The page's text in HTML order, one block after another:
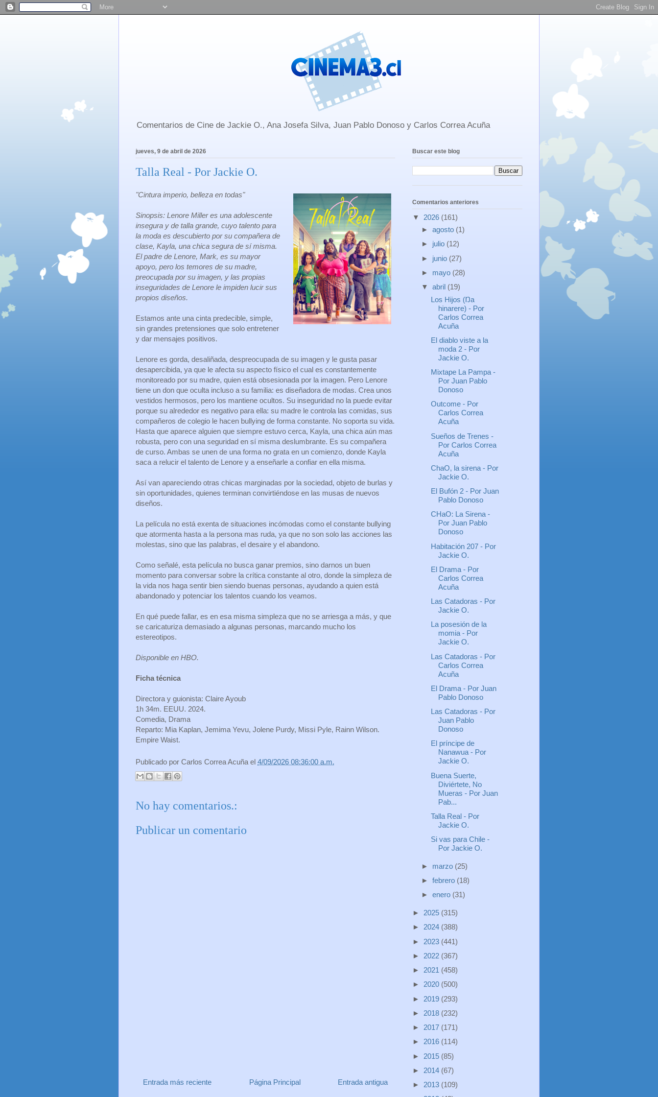
Comentarios de Cine de Jackie O., Ana Josefa Silva, Juan Pablo Donoso y Carlos Correa Acuña
jueves, 9 de abril de 2026
Talla Real - Por Jackie O.
"Cintura imperio, belleza en todas"
Sinopsis: Lenore Miller es una adolescente
insegura y de talla grande, cuyo talento para
la moda es descubierto por su compañera de
clase, Kayla, una chica segura de sí misma.
El padre de Lenore, Mark, es su mayor
apoyo, pero los temores de su madre,
preocupada por su imagen, y las propias
inseguridades de Lenore le impiden lucir sus
propios diseños.
Estamos ante una cinta predecible, simple,
sin grandes pretensiones que solo entretener
y dar mensajes positivos.
Lenore es gorda, desaliñada, despreocupada de su imagen y le gusta pasar
desapercibida, ya que le afecta su aspecto físico el cual es constantemente
monitoreado por su madre, quien está obsesionada por la imagen. Pero Lenore
tiene un don que oculta incluso a su familia: es diseñadora de modas. Crea unos
vestidos hermosos, pero los mantiene ocultos. Su inseguridad no la puede evitar
porque su alrededor es negativo para ella: su madre le controla las comidas, sus
compañeros de colegio le hacen bullying de forma constante. No soporta su vida.
Hasta que aparece alguien que siempre estuvo cerca, Kayla, una chica aún mas
robusta, pero con una seguridad en sí misma deslumbrante. Es su compañera
de curso. Ambas se unen de una forma no grata en un comienzo, donde Kayla
saca a relucir el talento de Lenore y a enseñarle a confiar en ella misma.
Así van apareciendo otras chicas marginadas por la sociedad, objeto de burlas y
sin oportunidades, quienes terminan convirtiéndose en las musas de nuevos
diseños.
La película no está exenta de situaciones incómodas como el constante bullying
que atormenta hasta a la persona mas ruda, ya que no son solo las acciones las
molestas, sino que las palabras, el desaire y el abandono.
Como señalé, esta película no busca ganar premios, sino darnos un buen
momento para conversar sobre la crítica constante al otro, donde la simpleza de
la vida nos haga sentir bien siendo buenas personas, ayudando a quien está
abandonado y potenciar los talentos cuando los veamos.
En qué puede fallar, es en esa misma simpleza que no se arriesga a más, y que
se caricaturiza demasiado a algunas personas, marcando mucho los
estereotipos.
Disponible en HBO.
Ficha técnica
Directora y guionista: Claire Ayoub
1h 34m. EEUU. 2024.
Comedia, Drama
Reparto: Mia Kaplan, Jemima Yevu, Jolene Purdy, Missi Pyle, Rainn Wilson.
Empire Waist.
Publicado por Carlos Correa Acuña el 4/09/2026 08:36:00 a.m.
No hay comentarios.:
Publicar un comentario
Entrada más reciente Entrada antigua
Página Principal
Buscar este blog
Comentarios anteriores
▼ 2026 (161)
► agosto (1)
► julio (12)
► junio (27)
► mayo (28)
▼ abril (19)
Los Hijos (Ŋa
hinarere) - Por
Carlos Correa
Acuña
El diablo viste a la
moda 2 - Por
Jackie O.
Mixtape La Pampa -
Por Juan Pablo
Donoso
Outcome - Por
Carlos Correa
Acuña
Sueños de Trenes -
Por Carlos Correa
Acuña
ChaO, la sirena - Por
Jackie O.
El Bufón 2 - Por Juan
Pablo Donoso
CHaO: La Sirena -
Por Juan Pablo
Donoso
Habitación 207 - Por
Jackie O.
El Drama - Por
Carlos Correa
Acuña
Las Catadoras - Por
Jackie O.
La posesión de la
momia - Por
Jackie O.
Las Catadoras - Por
Carlos Correa
Acuña
El Drama - Por Juan
Pablo Donoso
Las Catadoras - Por
Juan Pablo
Donoso
El príncipe de
Nanawua - Por
Jackie O.
Buena Suerte,
Diviértete, No
Mueras - Por Juan
Pab...
Talla Real - Por
Jackie O.
Si vas para Chile -
Por Jackie O.
► marzo (25)
► febrero (18)
► enero (31)
► 2025 (315)
► 2024 (388)
► 2023 (441)
► 2022 (367)
► 2021 (458)
► 2020 (500)
► 2019 (293)
► 2018 (232)
► 2017 (171)
► 2016 (114)
► 2015 (85)
► 2014 (67)
► 2013 (109)